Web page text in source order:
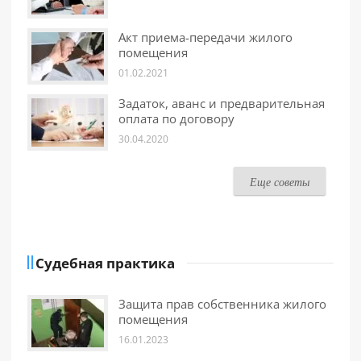
Акт приема-передачи жилого
помещения
01.02.2021
Задаток, аванс и предварительная
оплата по договору
30.04.2020
Еще советы
Судебная практика
Защита прав собственника жилого
помещения
16.01.2023